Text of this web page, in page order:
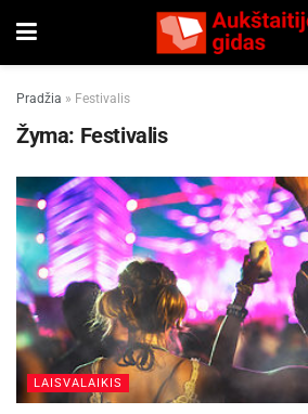
Pradžia » Festivalis
Žyma: Festivalis
LAISVALAIKIS